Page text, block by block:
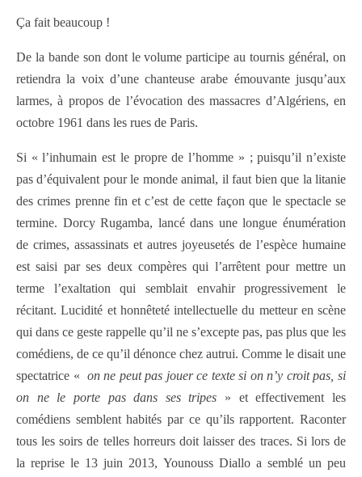
Ça fait beaucoup !
De la bande son dont le volume participe au tournis général, on
retiendra la voix d’une chanteuse arabe émouvante jusqu’aux
larmes, à propos de l’évocation des massacres d’Algériens, en
octobre 1961 dans les rues de Paris.
Si « l’inhumain est le propre de l’homme » ; puisqu’il n’existe
pas d’équivalent pour le monde animal, il faut bien que la litanie
des crimes prenne fin et c’est de cette façon que le spectacle se
termine. Dorcy Rugamba, lancé dans une longue énumération
de crimes, assassinats et autres joyeusetés de l’espèce humaine
est saisi par ses deux compères qui l’arrêtent pour mettre un
terme l’exaltation qui semblait envahir progressivement le
récitant. Lucidité et honnêteté intellectuelle du metteur en scène
qui dans ce geste rappelle qu’il ne s’excepte pas, pas plus que les
comédiens, de ce qu’il dénonce chez autrui. Comme le disait une
spectatrice « on ne peut pas jouer ce texte si on n’y croit pas, si
on ne le porte pas dans ses tripes » et effectivement les
comédiens semblent habités par ce qu’ils rapportent. Raconter
tous les soirs de telles horreurs doit laisser des traces. Si lors de
la reprise le 13 juin 2013, Younouss Diallo a semblé un peu